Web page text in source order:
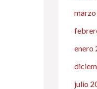
enero
julio